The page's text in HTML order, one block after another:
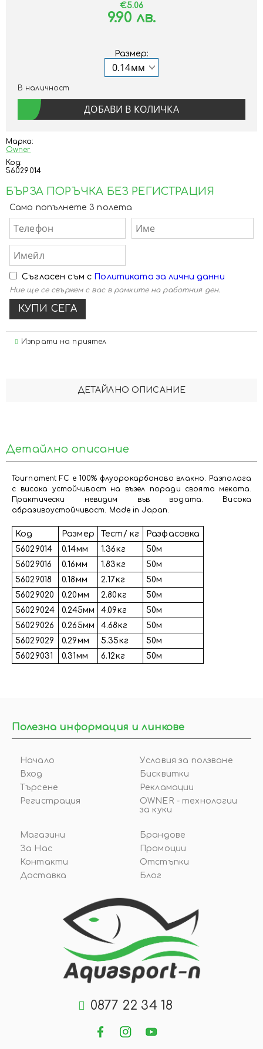
Марка:
Owner
Код:
56029014
БЪРЗА ПОРЪЧКА БЕЗ РЕГИСТРАЦИЯ
Само попълнете 3 полета
Съгласен съм с Политиката за лични данни
Ние ще се свържем с вас в рамките на работния ден.
Изпрати на приятел
€5.06
9.90 лв.
Размер:
В наличност
ДЕТАЙЛНО ОПИСАНИЕ
Детайлно описание
Tournament FC е 100% флуорокарбоново влакно. Разполага
с висока устойчивост на възел поради своята мекота.
Практически невидим във водата. Висока
абразивоустойчивост. Made in Japan.
Код Размер Тест/ кг
Разфасовка
56029014
0.14мм 1.36кг
50м
56029016
0.16мм 1.83кг
50м
56029018
0.18мм 2.17кг
50м
56029020
0.20мм 2.80кг
50м
56029024
0.245мм 4.09кг
50м
56029026
0.265мм 4.68кг
50м
56029029
0.29мм 5.35кг
50м
56029031
0.31мм 6.12кг 50м
0877 22 34 18
Полезна информация и линкове
Начало
Вход
Търсене
Регистрация
Условия за ползване
Бисквитки
Рекламации
OWNER - технологии
за куки
Магазини
За Нас
Контакти
Доставка
Брандове
Промоции
Отстъпки
Блог